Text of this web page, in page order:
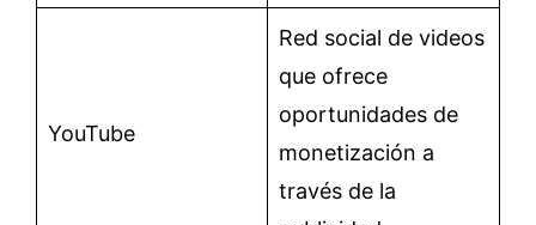
YouTube
Red social de videos
que ofrece
oportunidades de
monetización a
través de la